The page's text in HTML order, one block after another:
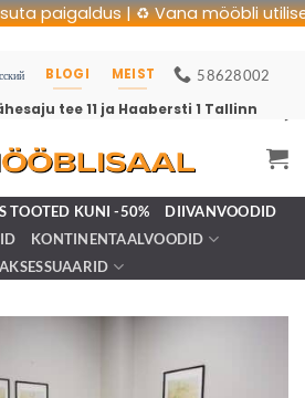
BLOGI MEIST 58628002
tee 11 ja Haabersti 1 Tallinn
TOOTED KUNI -50%
DIIVANVOODID
KONTINENTAALVOODID
AKSESSUAARID